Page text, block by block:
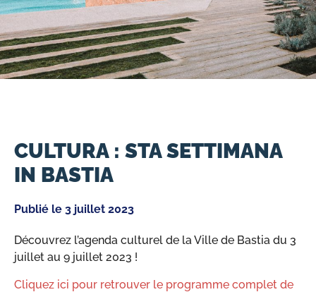
CULTURA : STA SETTIMANA
IN BASTIA
Publié le 3 juillet 2023
Découvrez l’agenda culturel de la Ville de Bastia du 3
juillet au 9 juillet 2023 !
Cliquez ici pour retrouver le programme complet de